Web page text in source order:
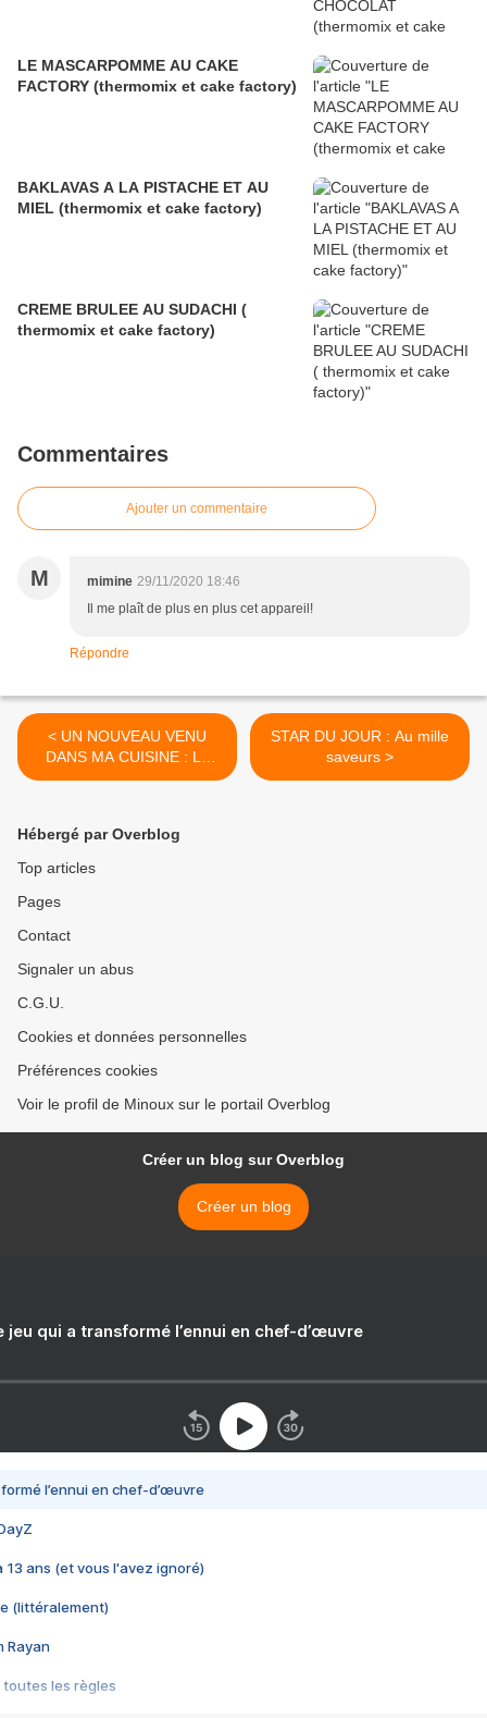
LE MASCARPOMME AU CAKE
FACTORY (thermomix et cake factory)
BAKLAVAS A LA PISTACHE ET AU
MIEL (thermomix et cake factory)
CREME BRULEE AU SUDACHI (
thermomix et cake factory)
Commentaires
Ajouter un commentaire
M mimine 29/11/2020 18:46
Il me plaît de plus en plus cet appareil!
Répondre
< UN NOUVEAU VENU
DANS MA CUISINE : Le
CAKE FACTORY
STAR DU JOUR : Au mille
saveurs >
Hébergé par Overblog
Top articles
Pages
Contact
Signaler un abus
C.G.U.
Cookies et données personnelles
Préférences cookies
Voir le profil de Minoux sur le portail Overblog
Créer un blog sur Overblog
Créer un blog
jeu qui a transformé l’ennui en chef-d’œuvre
l’ennui en chef-d’œuvre
13 ans (et vous l'avez ignoré)
(littéralement)
Rayan
toutes les règles